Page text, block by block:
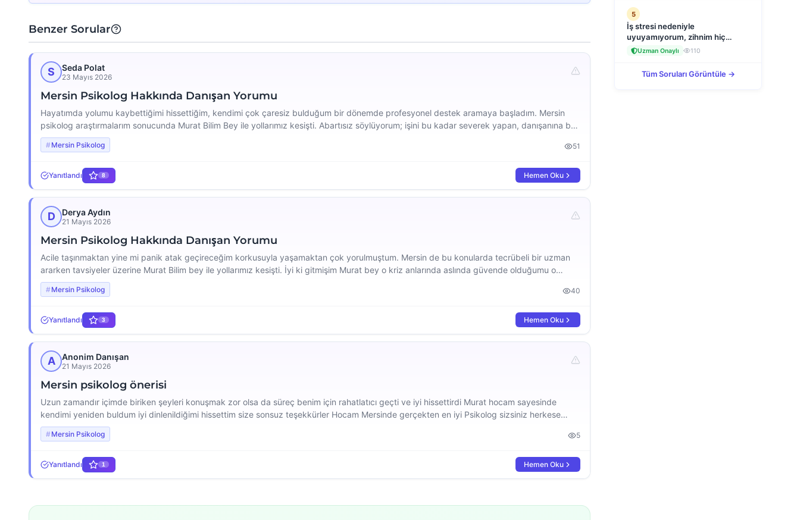
Benzer Sorular
S Seda Polat
23 Mayıs 2026
Mersin Psikolog Hakkında Danışan Yorumu
Hayatımda yolumu kaybettiğimi hissettiğim, kendimi çok çaresiz bulduğum bir dönemde profesyonel destek aramaya başladım. Mersin
psikolog araştırmalarım sonucunda Murat Bilim Bey ile yollarımız kesişti. Abartısız söylüyorum; işini bu kadar severek yapan, danışanına bu
kadar değer veren ve alanında bu denli tecrübeli bir uzman daha yoktur, benim gözümde Mersin’deki en iyi psikolog kendisidir. Murat
Bey’in o […]
Mersin Psikolog 51
Yanıtlandı 8 Hemen Oku
D Derya Aydın
21 Mayıs 2026
Mersin Psikolog Hakkında Danışan Yorumu
Acile taşınmaktan yine mi panik atak geçireceğim korkusuyla yaşamaktan çok yorulmuştum. Mersin de bu konularda tecrübeli bir uzman
ararken tavsiyeler üzerine Murat Bilim bey ile yollarımız kesişti. İyi ki gitmişim Murat bey o kriz anlarında aslında güvende olduğumu o
kadar profesyonel ve samimi bir dille fark ettirdi ki, zamanla o korktuğum ataklar hayatımdan çıkıp gitti. […]
Mersin Psikolog 40
Yanıtlandı 3 Hemen Oku
A Anonim Danışan
21 Mayıs 2026
Mersin psikolog önerisi
Uzun zamandır içimde biriken şeyleri konuşmak zor olsa da süreç benim için rahatlatıcı geçti ve iyi hissettirdi Murat hocam sayesinde
kendimi yeniden buldum iyi dinlenildiğimi hissettim size sonsuz teşekkürler Hocam Mersinde gerçekten en iyi Psikolog sizsiniz herkese
tavsiye ediyorum.
Mersin Psikolog 5
Yanıtlandı 1 Hemen Oku
5
İş stresi nedeniyle
uyuyamıyorum, zihnim hiç
durmuyor, ne yapmalıyım?
Uzman Onaylı 110
Tüm Soruları Görüntüle →